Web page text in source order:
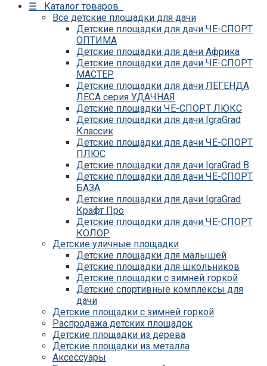
☰ Каталог товаров
Все детские площадки для дачи
Детские площадки для дачи ЧЕ-СПОРТ
ОПТИМА
Детские площадки для дачи Африка
Детские площадки для дачи ЧЕ-СПОРТ
МАСТЕР
Детские площадки для дачи ЛЕГЕНДА
ЛЕСА серия УДАЧНАЯ
Детские площадки ЧЕ-СПОРТ ЛЮКС
Детские площадки для дачи IgraGrad
Классик
Детские площадки для дачи ЧЕ-СПОРТ
ПЛЮС
Детские площадки для дачи IgraGrad B
Детские площадки для дачи ЧЕ-СПОРТ
БАЗА
Детские площадки для дачи IgraGrad
Крафт Про
Детские площадки для дачи ЧЕ-СПОРТ
КОЛОР
Детские площадки для дачи IgraGrad С
Детские площадки для дачи ЧЕ-СПОРТ
КАРКАС
Детские площадки для дачи Савушка
КУБ
Детские уличные игровые площадки
для дачи IgraGrad К
Детские площадки для дачи IgraGrad W
Детские площадки для дачи Выше всех
Детские площадки для дачи Romana
Детские уличные площадки IgraGrad X
Детские уличные площадки
Детские площадки для малышей
Детские площадки для школьников
Детские площадки с зимней горкой
Детские спортивные комплексы для
дачи
Детские площадки с зимней горкой
Распродажа детских площадок
Детские площадки из дерева
Детские площадки из металла
Аксессуары